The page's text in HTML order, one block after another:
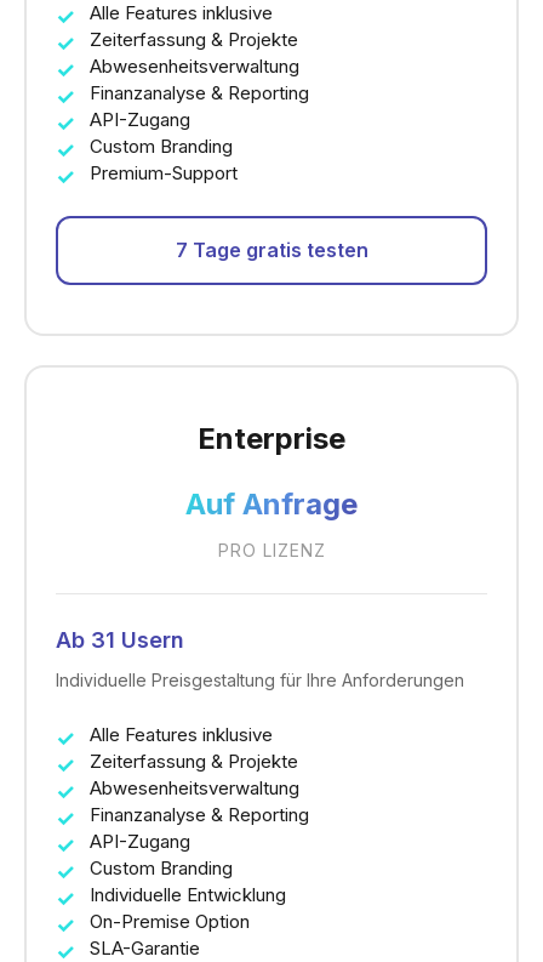
Alle Features inklusive
Zeiterfassung & Projekte
Abwesenheitsverwaltung
Finanzanalyse & Reporting
API-Zugang
Custom Branding
Premium-Support
7 Tage gratis testen
Enterprise
Auf Anfrage
PRO LIZENZ
Ab 31 Usern
Individuelle Preisgestaltung für Ihre Anforderungen
Alle Features inklusive
Zeiterfassung & Projekte
Abwesenheitsverwaltung
Finanzanalyse & Reporting
API-Zugang
Custom Branding
Individuelle Entwicklung
On-Premise Option
SLA-Garantie